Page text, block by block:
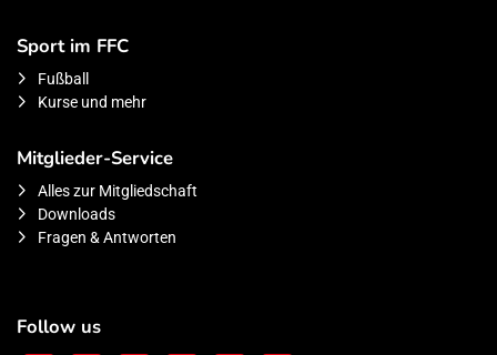
Sport im FFC
Fußball
Kurse und mehr
Mitglieder-Service
Alles zur Mitgliedschaft
Downloads
Fragen & Antworten
Follow us